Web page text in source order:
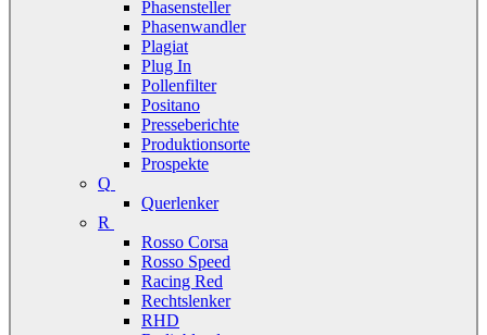
Phasensteller
Phasenwandler
Plagiat
Plug In
Pollenfilter
Positano
Presseberichte
Produktionsorte
Prospekte
Q
Querlenker
R
Rosso Corsa
Rosso Speed
Racing Red
Rechtslenker
RHD